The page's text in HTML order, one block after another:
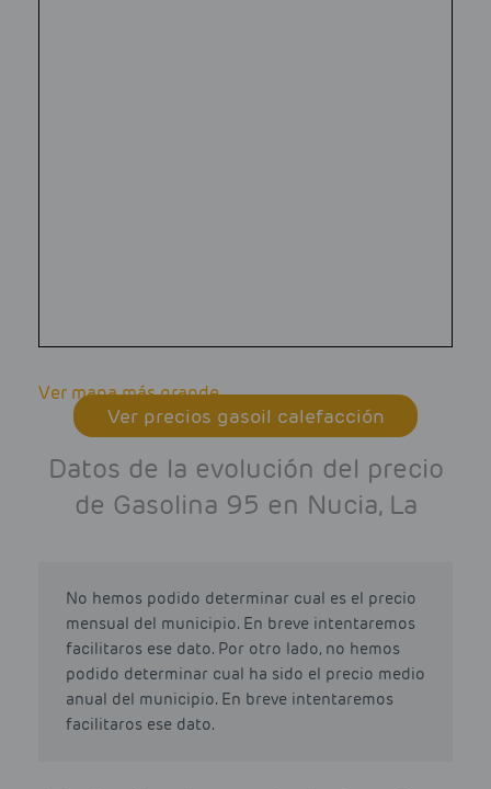
Ver mapa más grande
Ver precios gasoil calefacción
Datos de la evolución del precio
de Gasolina 95 en Nucia, La
No hemos podido determinar cual es el precio
mensual del municipio. En breve intentaremos
facilitaros ese dato. Por otro lado, no hemos
podido determinar cual ha sido el precio medio
anual del municipio. En breve intentaremos
facilitaros ese dato.